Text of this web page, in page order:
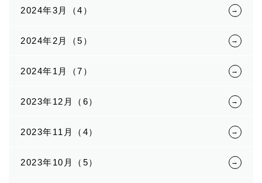
2024年3月（4）
2024年2月（5）
2024年1月（7）
2023年12月（6）
2023年11月（4）
2023年10月（5）